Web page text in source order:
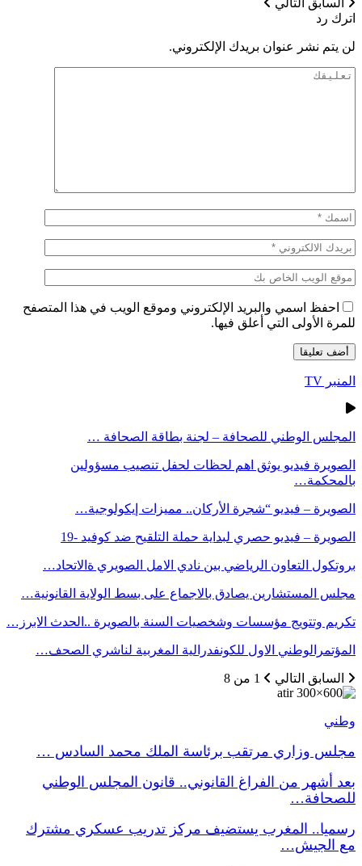
اترك رد
لن يتم نشر عنوان بريدك الإلكتروني.
احفظ اسمي والبريد الإلكتروني وموقع الويب في هذا المتصفح
للمرة الأولى التي أعلق فيها.
المنبر TV
المجلس الوطني للصحافة – لجنة بطاقة الصحافة …
الصويرة فيديو يوثق اهم لحظات لحفل تنصيب مسؤولين
بالمحكمة…
الصويرة – فيديو “شجرة الأركان.. مميزات إيكولوجية…
الصويرة – فيديو حصري لبداية حملة التلقيح ضد كوفيد -19
بروتكول التعاون الرياضي بين نادي الامل الصويري ةالاتحاد…
مجلس المستشارين يصادق بالاجماع على بسط الولاية القانونية…
تكريم وتتويج مؤسسات وشخصيات السنة بالصويرة ..الحدث الابرز…
المؤتمرالوطني الاول للكونفدرالية المغربية لناشري الصحف…
السابق التالي 1 من 8
وطني
مجلس وزاري مرتقب برئاسة الملك محمد السادس …
بعد أشهر من الفراغ القانوني.. قانون المجلس الوطني
للصحافة…
رسميا.. المغرب يستضيف مركز تدريب عسكري مشترك
مع الجيش…